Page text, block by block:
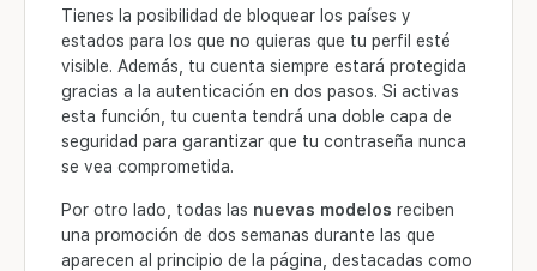
Tienes la posibilidad de bloquear los países y
estados para los que no quieras que tu perfil esté
visible. Además, tu cuenta siempre estará protegida
gracias a la autenticación en dos pasos. Si activas
esta función, tu cuenta tendrá una doble capa de
seguridad para garantizar que tu contraseña nunca
se vea comprometida.
Por otro lado, todas las nuevas modelos reciben
una promoción de dos semanas durante las que
aparecen al principio de la página, destacadas como